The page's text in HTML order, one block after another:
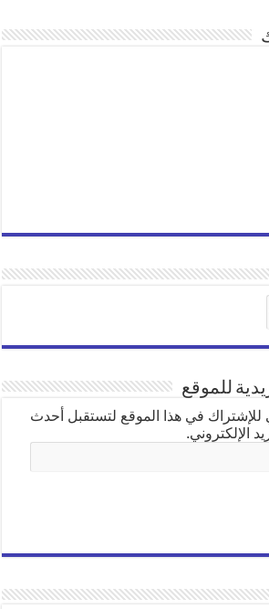
للموقع
للإشتراك في هذا الموقع لتستقبل أحدث
الإلكتروني.